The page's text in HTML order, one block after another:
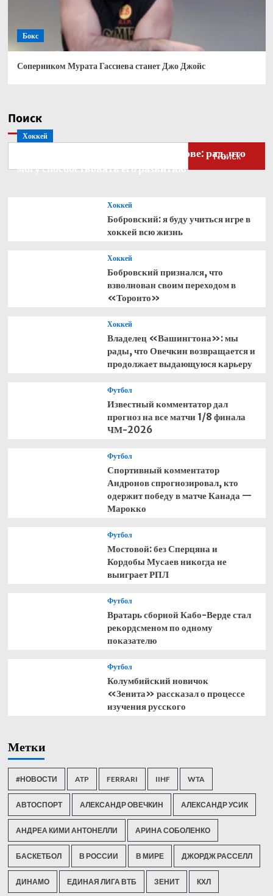
Бокс
Соперником Мурата Гассиева станет Джо Джойс
Поиск
Поиск
Хоккей
Бобровский — о голкипере Ахтямове: рад, что
могу способствовать его развитию
Хоккей
Бобровский: я буду учиться игре в
хоккей всю жизнь
Хоккей
Бобровский признался, что
взволнован своим переходом в
«Торонто»
Хоккей
Владелец «Вашингтона»: мы
рады, что Овечкин возвращается и
продолжает выдающуюся карьеру
Футбол
Известный комментатор дал
прогноз на все матчи 1/8 финала
ЧМ-2026
Футбол
Спортивный комментатор
Андронов спрогнозировал, кто
одержит победу в матче Канада —
Марокко
Футбол
Мостовой: без Сперцяна и
Кордобы Мусаев никогда не
выиграет РПЛ
Футбол
Вратарь сборной Кабо-Верде стал
рекордсменом по одному
показателю
Футбол
Колумбийский новичок
«Зенита» рассказал о процессе
изучения русского
Метки
#НОВОСТИ ATP FERRARI IIHF WTA
АВТОСПОРТ АЛЕКСАНДР ОВЕЧКИН АЛЕКСАНДР УСИК
АНДРЕА КИМИ АНТОНЕЛЛИ АРИНА СОБОЛЕНКО
БАСКЕТБОЛ В РОССИИ В МИРЕ ДЖОРДЖ РАССЕЛЛ
ДИНАМО ЕДИНАЯ ЛИГА ВТБ ЗЕНИТ КХЛ